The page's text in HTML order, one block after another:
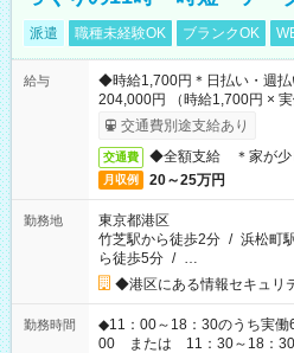
派遣 職種未経験OK ブランクOK
給与
◆時給1,700円＊日払い・週払
204,000円 （時給1,700円 × 実
交通費別途支給あり
交通費 ◆全額支給 ＊家が少
月収例 20～25万円
勤務地
東京都港区
竹芝駅から徒歩2分 / 浜松町
ら徒歩5分 / …
◆港区にある情報セキュリ
勤務時間
◆11：00～18：30のうち実働
00 または 11：30～18：30 。*。ブランクOK！。*。